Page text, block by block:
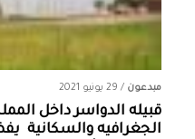
مبدعون / 29 يونيو 2021
قبيله الدواسر داخل
الجغرافيه والسكانية